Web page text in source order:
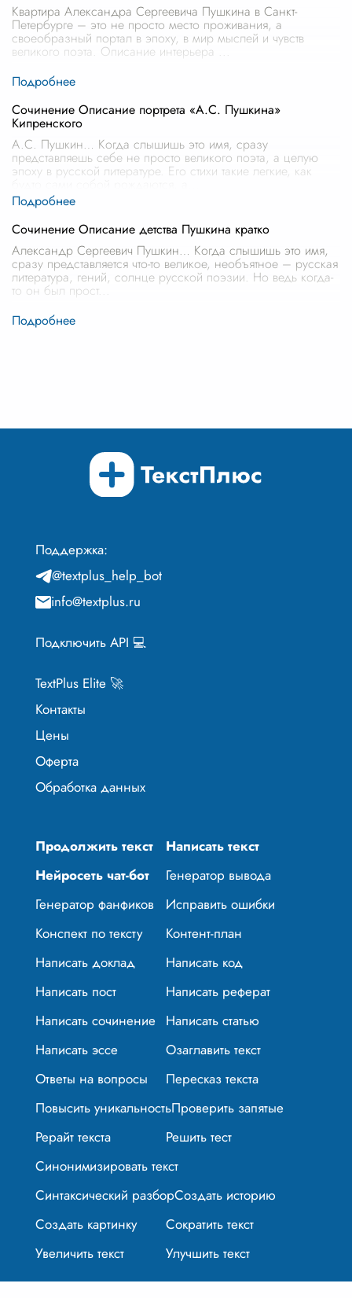
Квартира Александра Сергеевича Пушкина в Санкт-
Петербурге – это не просто место проживания, а
своеобразный портал в эпоху, в мир мыслей и чувств
великого поэта. Описание интерьера
Сочинение Описание портрета «А.С. Пушкина»
Кипренского
А.С. Пушкин… Когда слышишь это имя, сразу
представляешь себе не просто великого поэта, а целую
эпоху в русской литературе. Его стихи такие легкие, как
Сочинение Описание детства Пушкина кратко
Александр Сергеевич Пушкин… Когда слышишь это имя,
сразу представляется что-то великое, необъятное – русская
литература, гений, солнце русской поэзии. Но ведь когда-
то он был прост
Поддержка:
@textplus_help_bot
info@textplus.ru
Подключить API 💻
TextPlus Elite 🚀
Контакты
Цены
Оферта
Обработка данных
Продолжить текст
Написать текст
Нейросеть чат-бот
Генератор вывода
Генератор фанфиков
Исправить ошибки
Конспект по тексту
Контент-план
Написать доклад
Написать код
Написать пост
Написать реферат
Написать сочинение Написать статью
Написать эссе
Озаглавить текст
Ответы на вопросы
Пересказ текста
Повысить уникальностьПроверить запятые
Рерайт текста
Решить тест
Синонимизировать текст
Синтаксический разборСоздать историю
Создать картинку
Сократить текст
Увеличить текст
Улучшить текст